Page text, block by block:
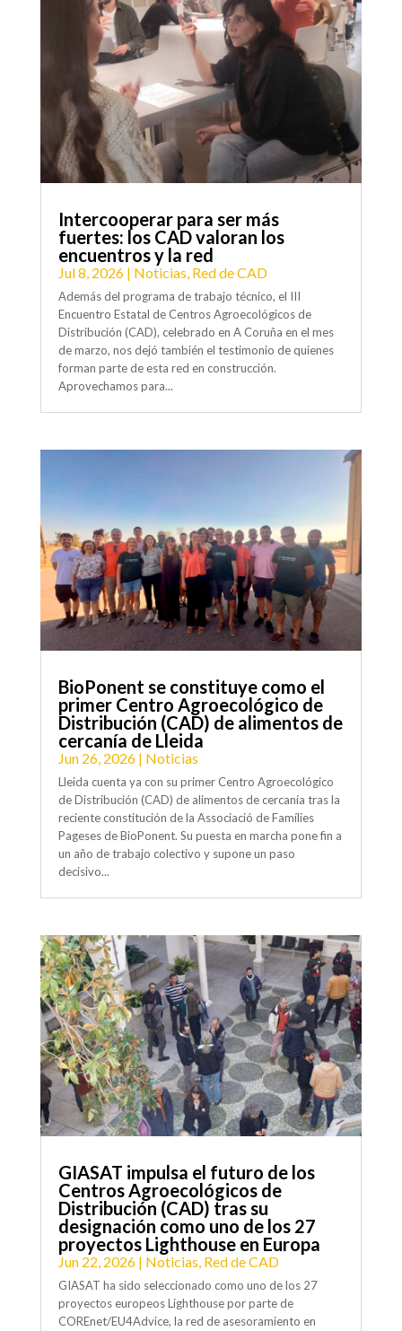
Intercooperar para ser más
fuertes: los CAD valoran los
encuentros y la red
Jul 8, 2026| Noticias Red de CAD
Además del programa de trabajo técnico, el III
Encuentro Estatal de Centros Agroecológicos de
Distribución (CAD), celebrado en A Coruña en el mes
de marzo, nos dejó también el testimonio de quienes
forman parte de esta red en construcción.
Aprovechamos para...
BioPonent se constituye como el
primer Centro Agroecológico de
Distribución (CAD) de alimentos de
cercanía de Lleida
Jun 26, 2026| Noticias
Lleida cuenta ya con su primer Centro Agroecológico
de Distribución (CAD) de alimentos de cercanía tras la
reciente constitución de la Associació de Famílies
Pageses de BioPonent. Su puesta en marcha pone fin a
un año de trabajo colectivo y supone un paso
decisivo...
GIASAT impulsa el futuro de los
Centros Agroecológicos de
Distribución (CAD) tras su
designación como uno de los 27
proyectos Lighthouse en Europa
Jun 22, 2026| Noticias, Red de CAD
GIASAT ha sido seleccionado como uno de los 27
proyectos europeos Lighthouse por parte de
COREnet/EU4Advice, la red de asesoramiento en